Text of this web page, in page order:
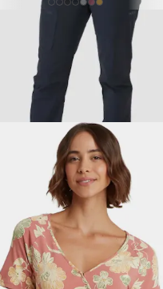
79,90 €
Women's
Nexus Jacket
Kevyt joustofleece naisille,
luotettavaa Rab-laatua!